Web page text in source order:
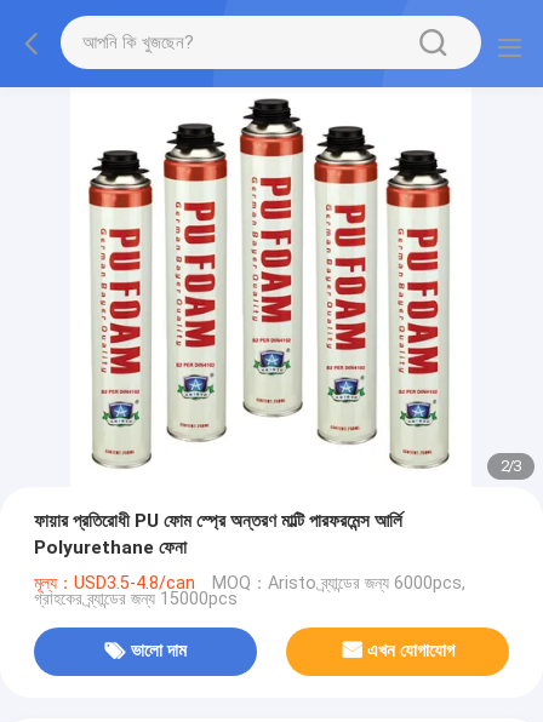
2/3
ফায়ার প্রতিরোধী PU ফোম স্প্রে অন্তরণ মাল্টি পারফরমেন্স আর্লি
Polyurethane ফেনা
মূল্য：USD3.5-4.8/can MOQ：Aristo ব্র্যান্ডের জন্য 6000pcs,
গ্রাহকের ব্র্যান্ডের জন্য 15000pcs
ভালো দাম এখন যোগাযোগ